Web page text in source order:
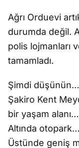
Ağrı Orduevi
durumda değil.
polis lojmanları
tamamladı.
Şimdi düşünün…
Şakiro Kent
bir yaşam alanı…
Altında otopark…
Üstünde geniş